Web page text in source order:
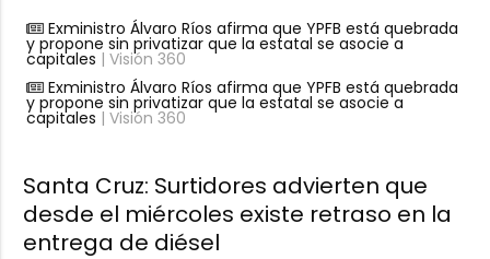
Exministro Álvaro Ríos afirma que YPFB está quebrada
y propone sin privatizar que la estatal se asocie a
capitales | Visión 360
Exministro Álvaro Ríos afirma que YPFB está quebrada
y propone sin privatizar que la estatal se asocie a
capitales | Visión 360
Santa Cruz: Surtidores advierten que
desde el miércoles existe retraso en la
entrega de diésel